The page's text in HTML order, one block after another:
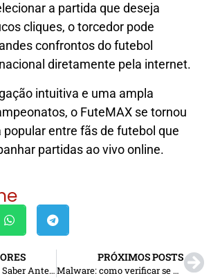
a partida que deseja
cliques, o torcedor pode
confrontos do futebol
diretamente pela internet.
intuitiva e uma ampla
o FuteMAX se tornou
entre fãs de futebol que
partidas ao vivo online.
FuteMAX: O Que Saber Antes de Assistir Futebol Online
PRÓXIMOS POSTS
Malware: como verificar se há no computador?